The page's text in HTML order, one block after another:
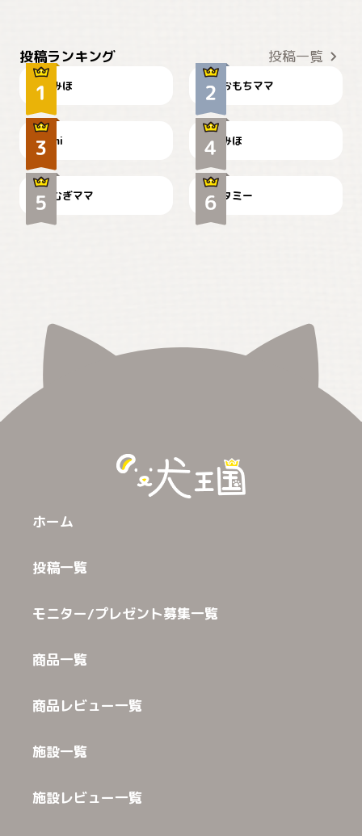
投稿ランキング 投稿一覧
みほ おもちママ
可愛い？
mi
見てるぞぉ
みほ
🌻とむぎ！
むぎママ
ドーベルマンのお友達邸に
て
タミー
ホーム
投稿一覧
モニター/プレゼント募集一覧
商品一覧
商品レビュー一覧
施設一覧
施設レビュー一覧